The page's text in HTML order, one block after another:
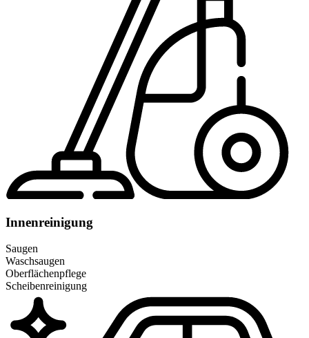
Innenreinigung
Saugen
Waschsaugen
Oberflächenpflege
Scheibenreinigung